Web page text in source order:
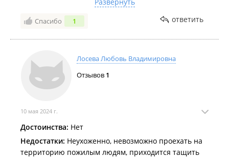
жалобу на администрацию ,которая занимается
вопросами захоронения.В данный момент через
кладбища и в СМИ с приложением фото. Все, у кого
на самотек.ОБРАЩАЙТЕСЬ ПО ИНСТАНЦИЯМ .ЭТО
ПАМЯТЬ О НАШИХ РОДНЫХ,КОТОРЫЕ ЛЕЖАТ В
МОГИЛАХ ,КАК НА ПОМОЙКЕ,
Спасибо 1 ответить
Лосева Любовь Владимировна
Отзывов 1
10 мая 2024 г.
Достоинства: Нет
Недостатки: Неухоженно, невозможно проехать на
территорию пожилым людям, приходится тащить